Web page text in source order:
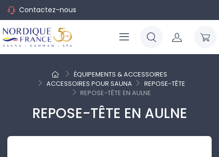
Contactez-nous
ÉQUIPEMENTS & ACCESSOIRES
ACCESSOIRES POUR SAUNA
REPOSE-TÊTE
REPOSE-TÊTE EN AULNE
REPOSE-TÊTE EN AULNE